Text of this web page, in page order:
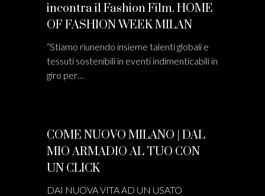
incontra il Fashion Film. HOME
OF FASHION WEEK MILAN
“Stiamo riunendo insieme talenti globali e
tessuti sostenibili in eventi indimenticabili in
giro per…
COME NUOVO MILANO | DAL
MIO ARMADIO AL TUO CON
UN CLICK
DAI NUOVA VITA AD UN USATO